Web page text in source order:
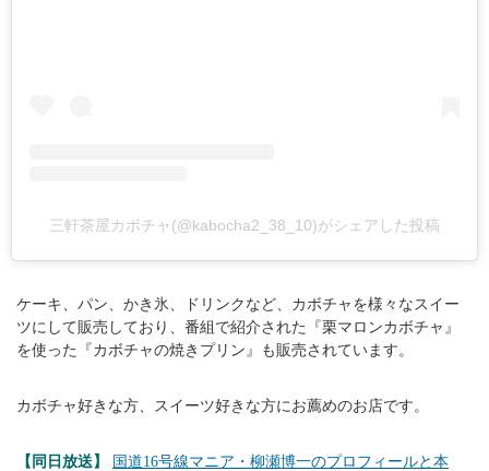
三軒茶屋カボチャ(@kabocha2_38_10)がシェアした投稿
ケーキ、パン、かき氷、ドリンクなど、カボチャを様々なスイー
ツにして販売しており、番組で紹介された『栗マロンカボチャ』
を使った『カボチャの焼きプリン』も販売されています。
カボチャ好きな方、スイーツ好きな方にお薦めのお店です。
【同日放送】 国道16号線マニア・柳瀬博一のプロフィールと本